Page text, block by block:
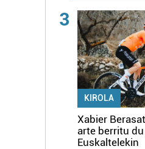
3
KIROLA
Xabier
arte berritu du
Euskaltelekin